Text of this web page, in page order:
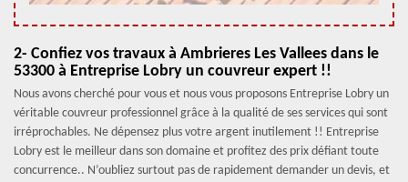
2- Confiez vos travaux à Ambrieres Les Vallees dans le
53300 à Entreprise Lobry un couvreur expert !!
Nous avons cherché pour vous et nous vous proposons Entreprise Lobry un
véritable couvreur professionnel grâce à la qualité de ses services qui sont
irréprochables. Ne dépensez plus votre argent inutilement !! Entreprise
Lobry est le meilleur dans son domaine et profitez des prix défiant toute
concurrence.. N’oubliez surtout pas de rapidement demander un devis, et